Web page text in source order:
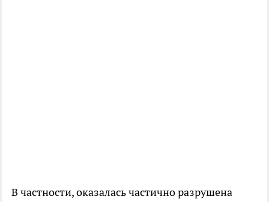
В частности, оказалась частично разрушена